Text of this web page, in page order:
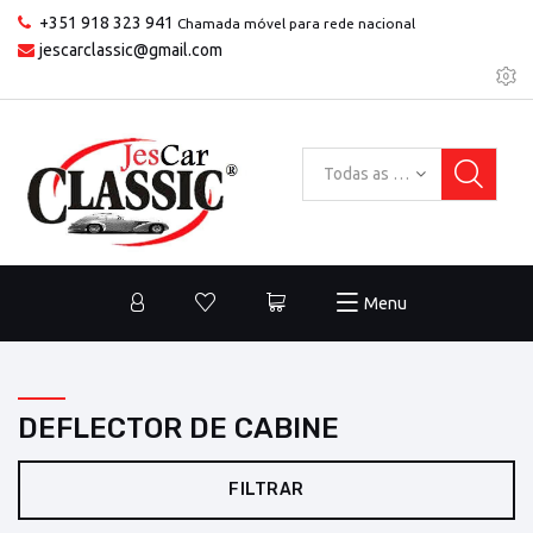
+351 918 323 941 Chamada móvel para rede nacional
jescarclassic@gmail.com
Todas as categorias
Menu
DEFLECTOR DE CABINE
FILTRAR